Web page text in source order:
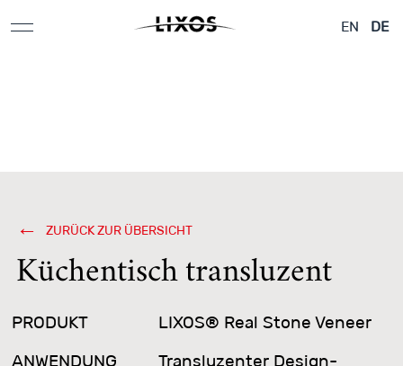
EN DE
Designelemente
Flugzeuge &
Yachten
ZURÜCK ZUR ÜBERSICHT
Küchentisch transluzent
PRODUKT
LIXOS® Real Stone Veneer
ANWENDUNG
Transluzenter Design-